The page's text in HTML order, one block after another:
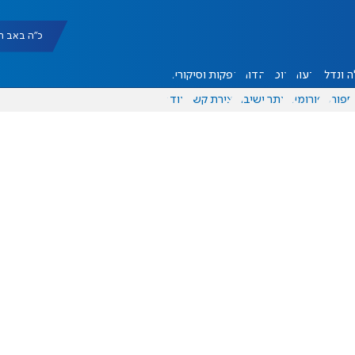
כ"ה באב תשפ"ו
ונדל"ן דעות אוכל יהדות הפקות וסיקורים
ספורט פורומים אתר ישיבה יצירת קשר עוד